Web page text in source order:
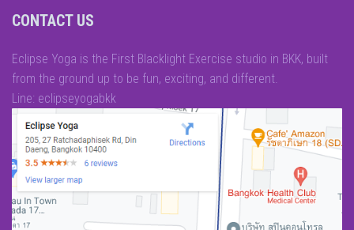
CONTACT US
Eclipse Yoga is the First Blacklight Exercise studio in BKK, built
from the ground up to be fun, exciting, and different.
Line: eclipseyogabkk